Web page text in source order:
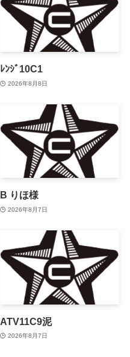
ﾚﾝｼﾞ10C1
2026年8月8日
B りほ様
2026年8月7日
ATV11C9泥
2026年8月7日